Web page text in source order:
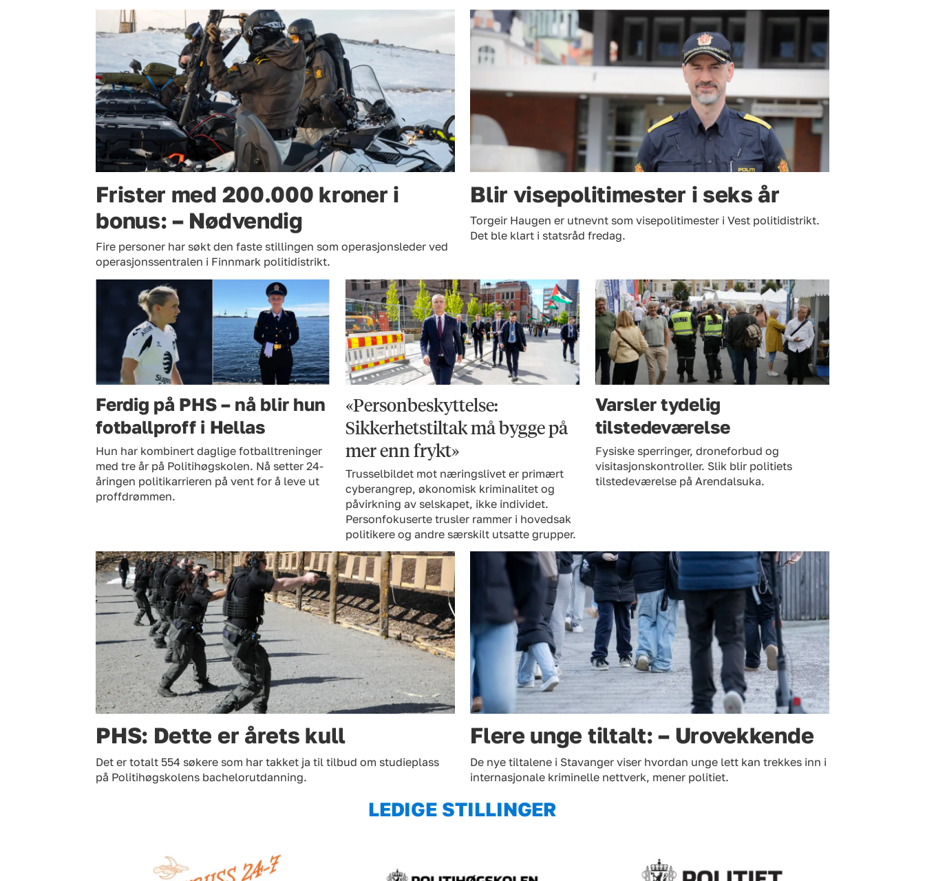
Frister med 200.000 kroner i
bonus: – Nødvendig
Fire personer har søkt den faste stillingen som operasjonsleder ved
operasjonssentralen i Finnmark politidistrikt.
Blir visepolitimester i seks år
Torgeir Haugen er utnevnt som visepolitimester i Vest politidistrikt.
Det ble klart i statsråd fredag.
Ferdig på PHS – nå blir hun
fotballproff i Hellas
Hun har kombinert daglige fotballtreninger
med tre år på Politihøgskolen. Nå setter 24-
åringen politikarrieren på vent for å leve ut
proffdrømmen.
«Personbeskyttelse:
Sikkerhetstiltak må bygge på
mer enn frykt»
Trusselbildet mot næringslivet er primært
cyberangrep, økonomisk kriminalitet og
påvirkning av selskapet, ikke individet.
Personfokuserte trusler rammer i hovedsak
politikere og andre særskilt utsatte grupper.
Varsler tydelig
tilstedeværelse
Fysiske sperringer, droneforbud og
visitasjonskontroller. Slik blir politiets
tilstedeværelse på Arendalsuka.
PHS: Dette er årets kull
Det er totalt 554 søkere som har takket ja til tilbud om studieplass
på Politihøgskolens bachelorutdanning.
Flere unge tiltalt: – Urovekkende
De nye tiltalene i Stavanger viser hvordan unge lett kan trekkes inn i
internasjonale kriminelle nettverk, mener politiet.
LEDIGE STILLINGER